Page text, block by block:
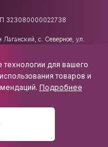
В КОРЗИНУ
для вашего
товаров и
Подробнее
323080000022738
с. Северное, ул.